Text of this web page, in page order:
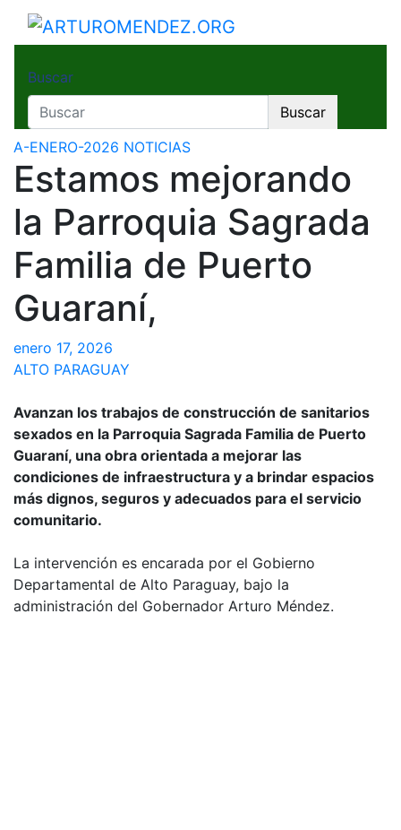
Saltar
ARTUROMENDEZ.ORG
Buscar
Buscar
A-ENERO-2026 NOTICIAS
Estamos mejorando
la Parroquia Sagrada
Familia de Puerto
Guaraní,
enero 17, 2026
ALTO PARAGUAY
Avanzan los trabajos de construcción de sanitarios
sexados en la Parroquia Sagrada Familia de Puerto
Guaraní, una obra orientada a mejorar las
condiciones de infraestructura y a brindar espacios
más dignos, seguros y adecuados para el servicio
comunitario.
La intervención es encarada por el Gobierno
Departamental de Alto Paraguay, bajo la
administración del Gobernador Arturo Méndez.